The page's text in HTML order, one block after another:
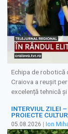
Echipa de robotică
Craiova a reușit
excelență tehnică
INTERVIUL ZILEI
PROIECTE
05.08.2026 | Ion